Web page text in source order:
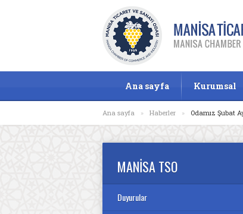
Ana sayfa Kurumsal
Ana sayfa » Haberler » Odamız Şubat
MANİSA TSO
Duyurular